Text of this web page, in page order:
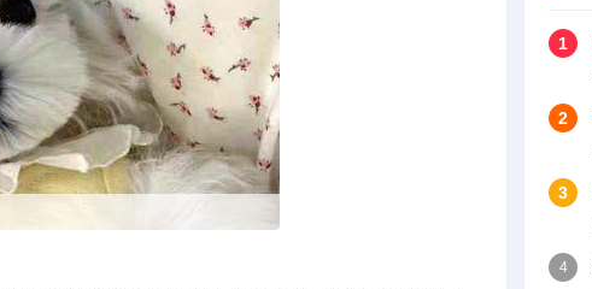
1
2
3
4